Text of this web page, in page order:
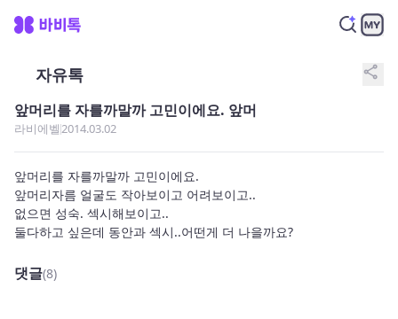
자유톡 share
앞머리를 자를까말까 고민이에요. 앞머
라비에벨2014.03.02
앞머리를 자를까말까 고민이에요.
앞머리자름 얼굴도 작아보이고 어려보이고..
없으면 성숙. 섹시해보이고..
둘다하고 싶은데 동안과 섹시..어떤게 더 나을까요?
댓글(8)